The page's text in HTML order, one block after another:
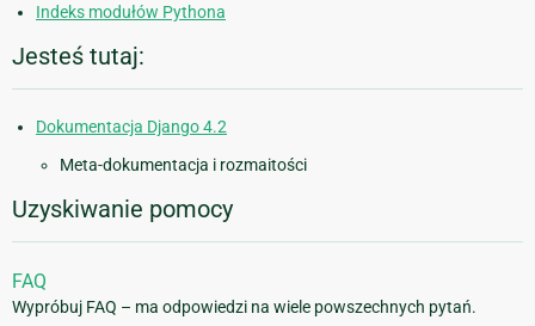
Indeks modułów Pythona
Jesteś tutaj:
Dokumentacja Django 4.2
Meta-dokumentacja i rozmaitości
Uzyskiwanie pomocy
FAQ
Wypróbuj FAQ – ma odpowiedzi na wiele powszechnych pytań.